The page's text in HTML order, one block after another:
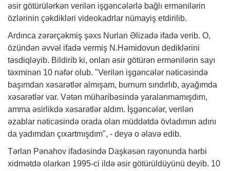
əsir götürülərkən verilən işgəncələrlə bağlı ermənilərin
özlərinin çəkdikləri videokadrlar nümayiş etdirilib.
Ardınca zərərçəkmiş şəxs Nurlan Əlizadə ifadə verib. O,
özündən əvvəl ifadə vermiş N.Həmidovun dediklərini
təsdiqləyib. Bildirib ki, onları əsir götürən ermənilərin sayı
təxminən 10 nəfər olub. "Verilən işgəncələr nəticəsində
başımdan xəsarətlər almışam, burnum sındırlıb, ayağımda
xəsarətlər var. Vətən müharibəsində yaralanmamışdım,
amma əsirlikdə xəsarətlər aldım. İşgəncələr, verilən
əzablar nəticəsində orada olan müddətdə övladımın adını
da yadımdan çıxartmışdım", - deyə o əlavə edib.
Tərlan Pənahov ifadəsində Daşkəsən rayonunda hərbi
xidmətdə olarkən 1995-ci ildə əsir götürüldüyünü deyib. 10